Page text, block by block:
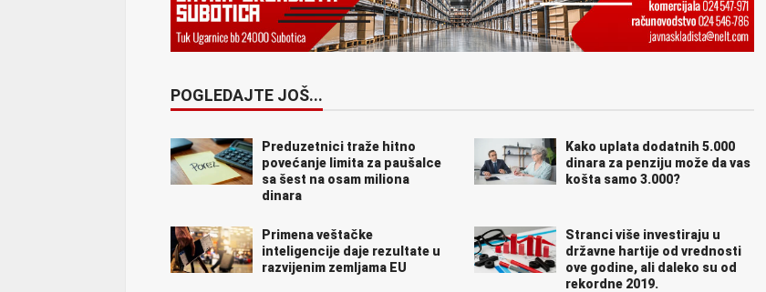
POGLEDAJTE JOŠ...
Preduzetnici traže hitno
povećanje limita za paušalce
sa šest na osam miliona
dinara
Kako uplata dodatnih 5.000
dinara za penziju može da vas
košta samo 3.000?
Primena veštačke
inteligencije daje rezultate u
razvijenim zemljama EU
Stranci više investiraju u
državne hartije od vrednosti
ove godine, ali daleko su od
rekordne 2019.